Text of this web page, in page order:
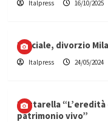
Italpress 16/10/2025
Ufficiale, divorzio
Italpress 24/05/2024
Mattarella “L’eredità
patrimonio vivo”